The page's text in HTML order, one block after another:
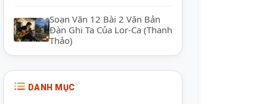
Soạn Văn 12 Bài 2 Văn Bản
Đàn Ghi Ta Của Lor-Ca (Thanh
Thảo)
DANH MỤC